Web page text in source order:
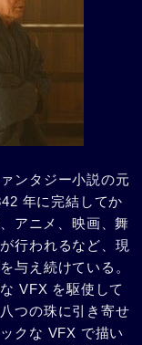
ンタジー小説の元
年に完結してか
アニメ、映画、舞
行われるなど、現
与え続けている。
VFX を駆使して
つの珠に引き寄せ
クな VFX で描い